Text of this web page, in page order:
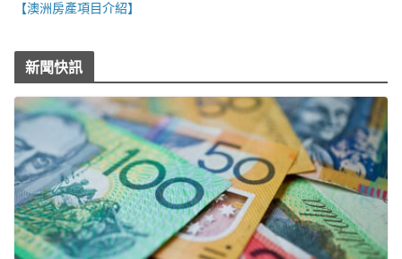
【澳洲房產項目介紹】
新聞快訊